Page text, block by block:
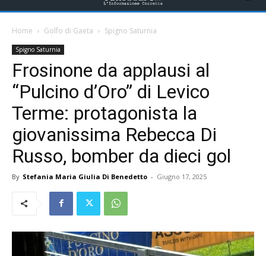
Home Golfo di Gaeta Spigno Saturnia
Spigno Saturnia
Frosinone da applausi al
“Pulcino d’Oro” di Levico
Terme: protagonista la
giovanissima Rebecca Di
Russo, bomber da dieci gol
By Stefania Maria Giulia Di Benedetto - Giugno 17, 2025